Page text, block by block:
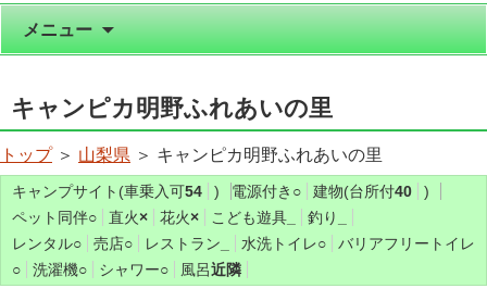
メニュー
キャンピカ明野ふれあいの里
トップ＞ 山梨県 ＞ キャンピカ明野ふれあいの里
キャンプサイト(車乗入可54 ) 電源付き ○ 建物(台所付40
)
ペット同伴○ 直火× 花火× こども遊具 釣り
レンタル○ 売店○ レストラン 水洗トイレ○
バリアフリートイレ
○
洗濯機○ シャワー○ 風呂近隣